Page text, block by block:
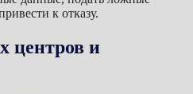
к отказу.
центров и